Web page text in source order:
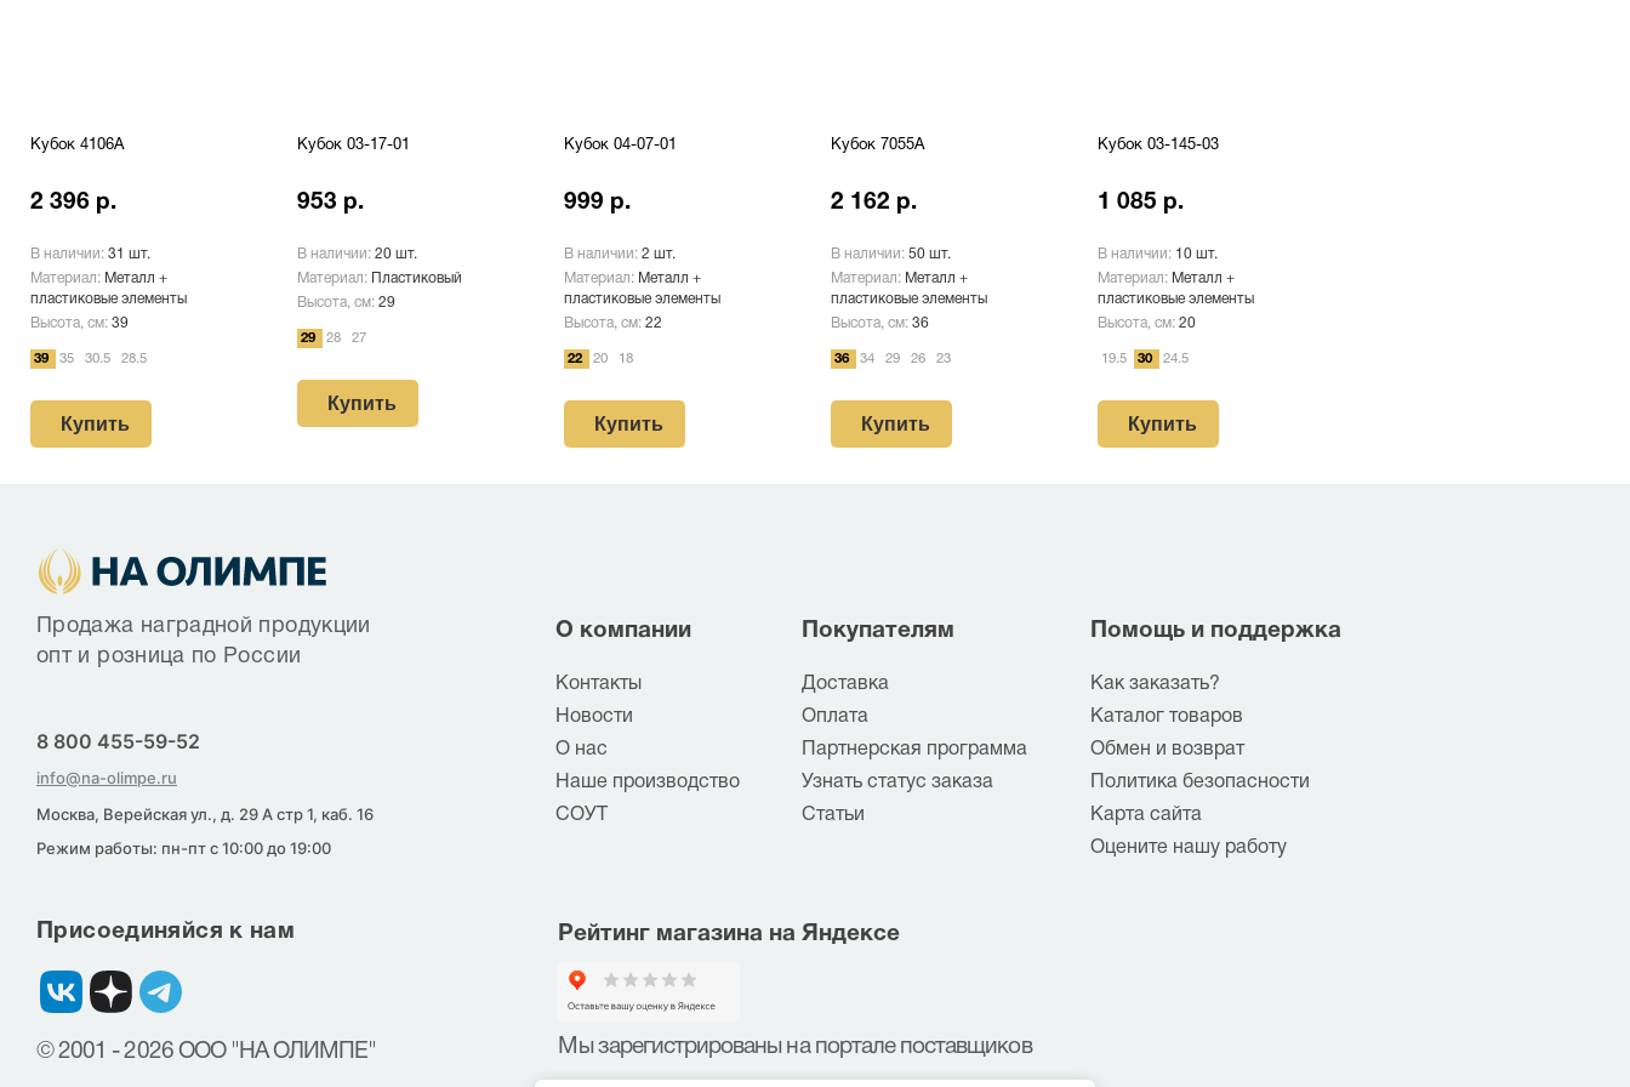
Кубок 4106A
2 396 р.
В наличии: 31 шт.
Материал: Металл +
пластиковые элементы
Высота, см: 39
39 35 30.5 28.5
Купить
Кубок 03-17-01
953 р.
В наличии: 20 шт.
Материал:
Пластиковый
Высота, см: 29
29 28 27
Купить
Кубок 04-07-01
999 р.
В наличии: 2 шт.
Материал: Металл +
пластиковые элементы
Высота, см: 22
22 20 18
Купить
Кубок 7055A
2 162 р.
В наличии: 50 шт.
Материал: Металл +
пластиковые элементы
Высота, см: 36
36 34 29 26 23
Купить
Кубок 03-145-03
1 085 р.
В наличии: 10 шт.
Материал: Металл +
пластиковые элементы
Высота, см: 20
19.5 30 24.5
Купить
Продажа наградной продукции
опт и розница по России
8 800 455-59-52
info@na-olimpe.ru
Москва, Верейская ул., д. 29 А стр 1, каб. 16
Режим работы: пн-пт с 10:00 до 19:00
О компании
Контакты
Новости
О нас
Наше производство
СОУТ
Покупателям
Доставка
Оплата
Партнерская программа
Узнать статус заказа
Статьи
Помощь и поддержка
Как заказать?
Каталог товаров
Обмен и возврат
Политика безопасности
Карта сайта
Оцените нашу работу
Присоединяйся к нам
© 2001 - 2026 ООО "НА ОЛИМПЕ"
Рейтинг магазина на Яндексе
Мы зарегистрированы на портале поставщиков